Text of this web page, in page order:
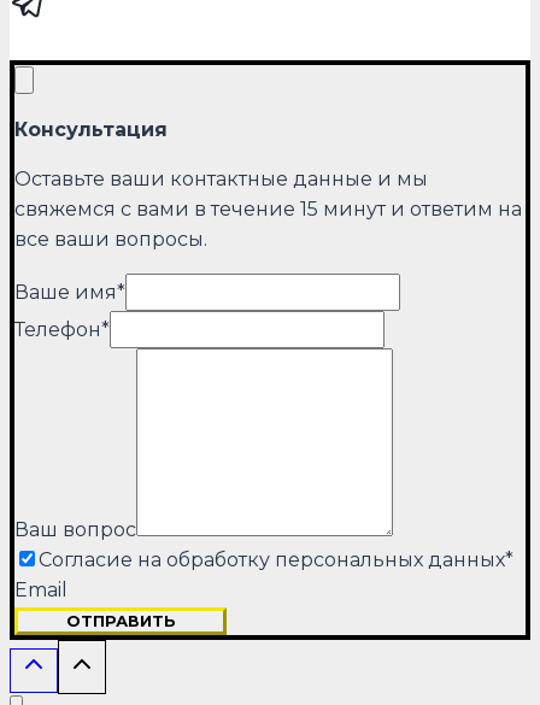
Консультация
Оставьте ваши контактные данные и мы
свяжемся с вами в течение 15 минут и ответим на
все ваши вопросы.
Ваше имя*
Телефон*
Ваш вопрос
Согласие на обработку персональных данных*
Email
ОТПРАВИТЬ